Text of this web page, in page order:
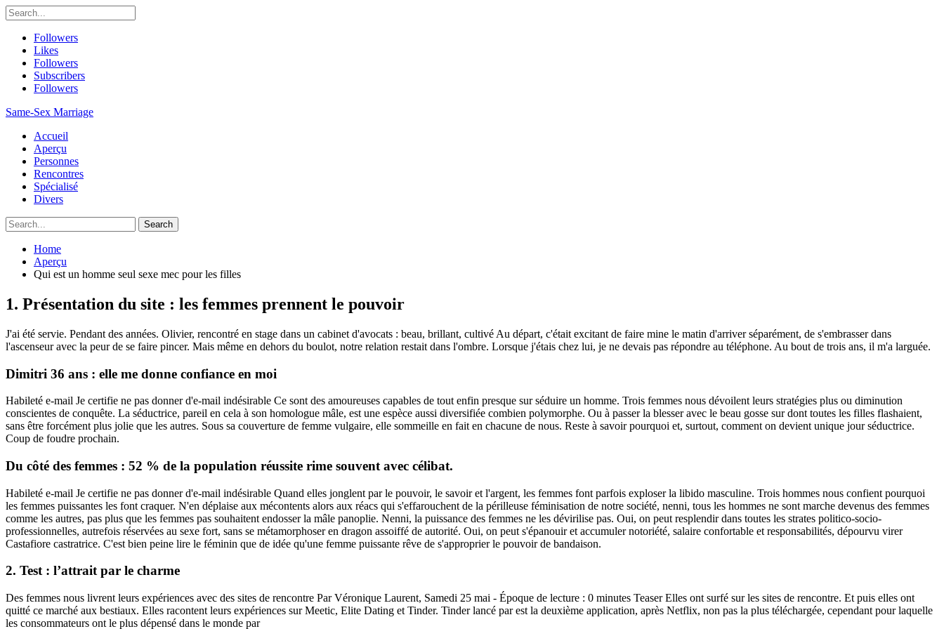
Followers
Likes
Followers
Subscribers
Followers
Same-Sex Marriage
Accueil
Aperçu
Personnes
Rencontres
Spécialisé
Divers
Home
Aperçu
Qui est un homme seul sexe mec pour les filles
1. Présentation du site : les femmes prennent le pouvoir
J'ai été servie. Pendant des années. Olivier, rencontré en stage dans un cabinet d'avocats : beau, brillant, cultivé Au départ, c'était excitant de faire mine le matin d'arriver séparément, de s'embrasser dans
l'ascenseur avec la peur de se faire pincer. Mais même en dehors du boulot, notre relation restait dans l'ombre. Lorsque j'étais chez lui, je ne devais pas répondre au téléphone. Au bout de trois ans, il m'a larguée.
Dimitri 36 ans : elle me donne confiance en moi
Habileté e-mail Je certifie ne pas donner d'e-mail indésirable Ce sont des amoureuses capables de tout enfin presque sur séduire un homme. Trois femmes nous dévoilent leurs stratégies plus ou diminution
conscientes de conquête. La séductrice, pareil en cela à son homologue mâle, est une espèce aussi diversifiée combien polymorphe. Ou à passer la blesser avec le beau gosse sur dont toutes les filles flashaient,
sans être forcément plus jolie que les autres. Sous sa couverture de femme vulgaire, elle sommeille en fait en chacune de nous. Reste à savoir pourquoi et, surtout, comment on devient unique jour séductrice.
Coup de foudre prochain.
Du côté des femmes : 52 % de la population réussite rime souvent avec célibat.
Habileté e-mail Je certifie ne pas donner d'e-mail indésirable Quand elles jonglent par le pouvoir, le savoir et l'argent, les femmes font parfois exploser la libido masculine. Trois hommes nous confient pourquoi
les femmes puissantes les font craquer. N'en déplaise aux mécontents alors aux réacs qui s'effarouchent de la périlleuse féminisation de notre société, nenni, tous les hommes ne sont marche devenus des femmes
comme les autres, pas plus que les femmes pas souhaitent endosser la mâle panoplie. Nenni, la puissance des femmes ne les dévirilise pas. Oui, on peut resplendir dans toutes les strates politico-socio-
professionnelles, autrefois réservées au sexe fort, sans se métamorphoser en dragon assoiffé de autorité. Oui, on peut s'épanouir et accumuler notoriété, salaire confortable et responsabilités, dépourvu virer
Castafiore castratrice. C'est bien peine lire le féminin que de idée qu'une femme puissante rêve de s'approprier le pouvoir de bandaison.
2. Test : l’attrait par le charme
Des femmes nous livrent leurs expériences avec des sites de rencontre Par Véronique Laurent, Samedi 25 mai - Époque de lecture : 0 minutes Teaser Elles ont surfé sur les sites de rencontre. Et puis elles ont
quitté ce marché aux bestiaux. Elles racontent leurs expériences sur Meetic, Elite Dating et Tinder. Tinder lancé par est la deuxième application, après Netflix, non pas la plus téléchargée, cependant pour laquelle
les consommateurs ont le plus dépensé dans le monde par